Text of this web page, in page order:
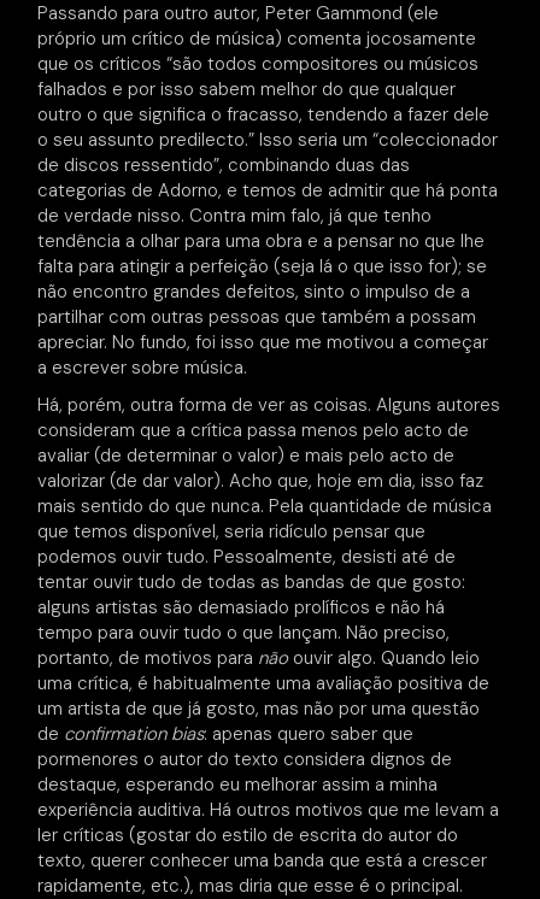
Passando para outro autor, Peter Gammond (ele
próprio um crítico de música) comenta jocosamente
que os críticos “são todos compositores ou músicos
falhados e por isso sabem melhor do que qualquer
outro o que significa o fracasso, tendendo a fazer dele
o seu assunto predilecto.” Isso seria um “coleccionador
de discos ressentido”, combinando duas das
categorias de Adorno, e temos de admitir que há ponta
de verdade nisso. Contra mim falo, já que tenho
tendência a olhar para uma obra e a pensar no que lhe
falta para atingir a perfeição (seja lá o que isso for); se
não encontro grandes defeitos, sinto o impulso de a
partilhar com outras pessoas que também a possam
apreciar. No fundo, foi isso que me motivou a começar
a escrever sobre música.
Há, porém, outra forma de ver as coisas. Alguns autores
consideram que a crítica passa menos pelo acto de
avaliar (de determinar o valor) e mais pelo acto de
valorizar (de dar valor). Acho que, hoje em dia, isso faz
mais sentido do que nunca. Pela quantidade de música
que temos disponível, seria ridículo pensar que
podemos ouvir tudo. Pessoalmente, desisti até de
tentar ouvir tudo de todas as bandas de que gosto:
alguns artistas são demasiado prolíficos e não há
tempo para ouvir tudo o que lançam. Não preciso,
portanto, de motivos para nãoouvir algo. Quando leio
uma crítica, é habitualmente uma avaliação positiva de
um artista de que já gosto, mas não por uma questão
de confirmation bias: apenas quero saber que
pormenores o autor do texto considera dignos de
destaque, esperando eu melhorar assim a minha
experiência auditiva. Há outros motivos que me levam a
ler críticas (gostar do estilo de escrita do autor do
texto, querer conhecer uma banda que está a crescer
rapidamente, etc.), mas diria que esse é o principal.